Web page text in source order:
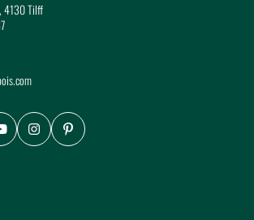
4130 Tilff
Instagram
Pinterest